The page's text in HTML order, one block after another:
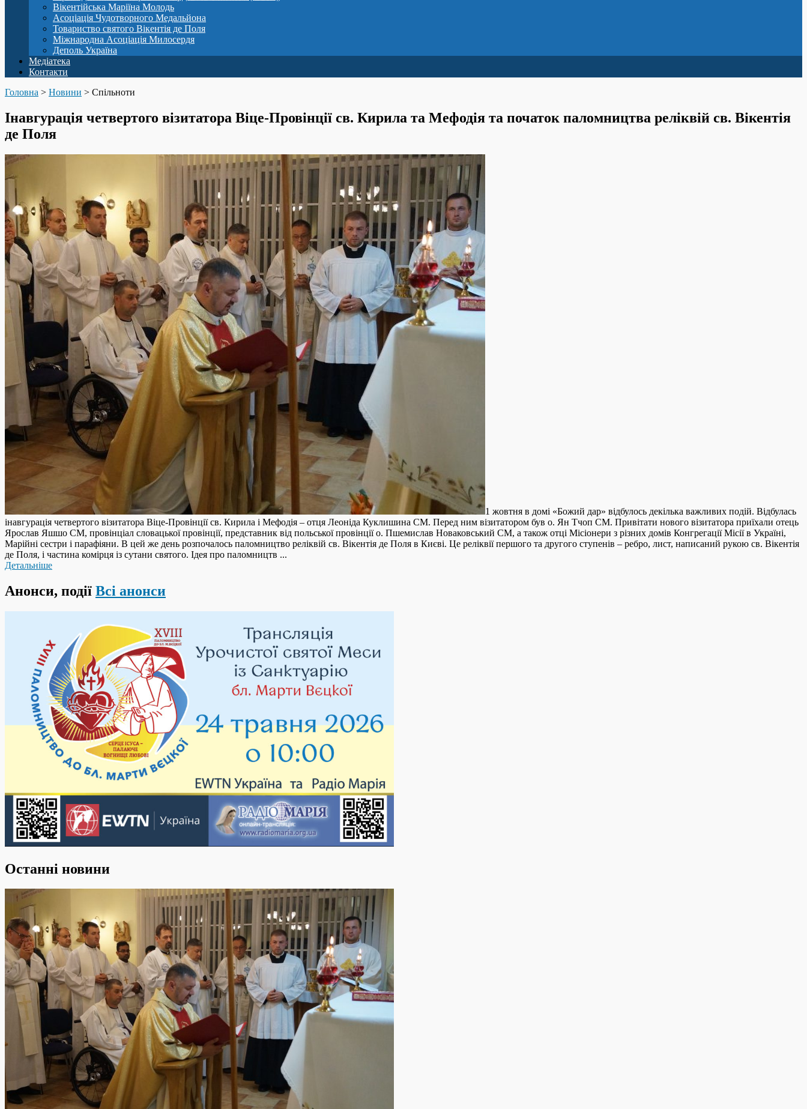
Вікентійська Маріїна Молодь
Асоціація Чудотворного Медальйона
Товариство святого Вікентія де Поля
Міжнародна Асоціація Милосердя
Деполь Україна
Медіатека
Контакти
Головна > Новини > Спільноти
Інавгурація четвертого візитатора Віце-Провінції св. Кирила та Мефодія та початок паломництва реліквій св. Вікентія
де Поля
1 жовтня в домі «Божий дар» відбулось декілька важливих подій. Відбулась
інавгурація четвертого візитатора Віце-Провінції св. Кирила і Мефодія – отця Леоніда Куклишина СМ. Перед ним візитатором був о. Ян Тчоп СМ. Привітати нового візитатора приїхали отець
Ярослав Яшшо СМ, провінціал словацької провінції, представник від польської провінції о. Пшемислав Новаковський СМ, а також отці Місіонери з різних домів Конгрегації Місії в Україні,
Марійні сестри і парафіяни. В цей же день розпочалось паломництво реліквій св. Вікентія де Поля в Києві. Це реліквії першого та другого ступенів – ребро, лист, написаний рукою св. Вікентія
де Поля, і частина комірця із сутани святого. Ідея про паломництв ...
Детальніше
Анонси, події Всі анонси
Останні новини